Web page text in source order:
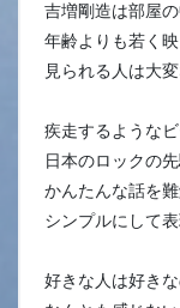
吉増剛造は部屋
年齢よりも若く
見られる人は大
疾走するような
日本のロックの
かんたんな話を
シンプルにして
好きな人は好き